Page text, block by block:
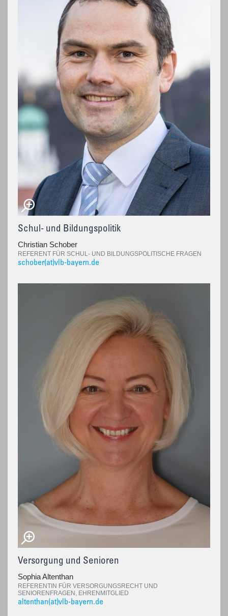
Schul- und Bildungspolitik
Christian Schober
REFERENT FÜR SCHUL- UND BILDUNGSPOLITISCHE FRAGEN
schober(at)vlb-bayern.de
Versorgung und Senioren
Sophia Altenthan
REFERENTIN FÜR VERSORGUNGSRECHT UND
SENIORENFRAGEN, EHRENMITGLIED
altenthan(at)vlb-bayern.de